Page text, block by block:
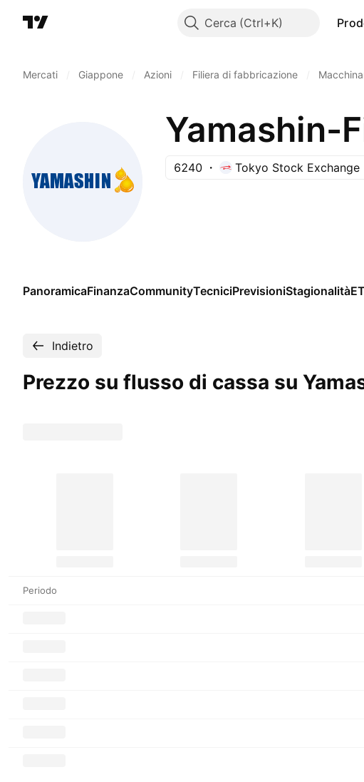
Cerca
Mercati Giappone Azioni Filiera di fabbricazione
Yamashin-
6240 Tokyo Stock Exchange
PanoramicaFinanzaCommunityTecniciPrevisioniStagionalità
Indietro
Prezzo su flusso di cassa su
Periodo